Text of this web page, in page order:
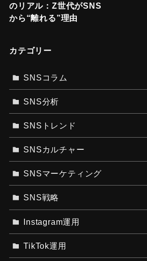
のリアル：Z世代がSNS
から“離れる”理由
カテゴリー
SNSコラム
SNS分析
SNSトレンド
SNSカルチャー
SNSマーケティング
SNS戦略
Instagram運用
TikTok運用